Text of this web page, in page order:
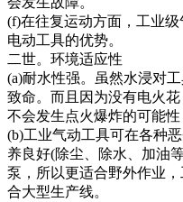
(f)在往复运动方面，工业
电动工具的优势。
二世。环境适应性
(a)耐水性强。虽然水浸对
致命。而且因为没有电火
不会发生点火爆炸的可能
(b)工业气动工具可在各种
养良好(除尘、除水、加油
泵，所以更适合野外作业
合大型生产线。